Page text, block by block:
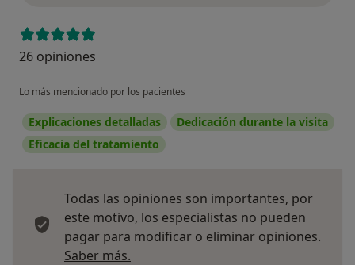
26 opiniones
Lo más mencionado por los pacientes
Explicaciones detalladas
Dedicación durante la visita
Eficacia del tratamiento
Todas las opiniones son importantes, por
este motivo, los especialistas no pueden
pagar para modificar o eliminar opiniones.
Saber más.